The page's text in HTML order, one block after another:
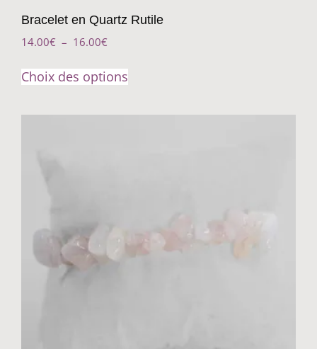
Bracelet en Quartz Rutile
14.00€ – 16.00€
Choix des options